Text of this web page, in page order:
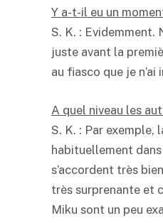
Y a-t-il eu un
S. K. : Evidemment.
juste avant la
au fiasco que je
A quel niveau les
S. K. : Par exemple,
habituellement
s’accordent très
très surprenante et
Miku sont un peu